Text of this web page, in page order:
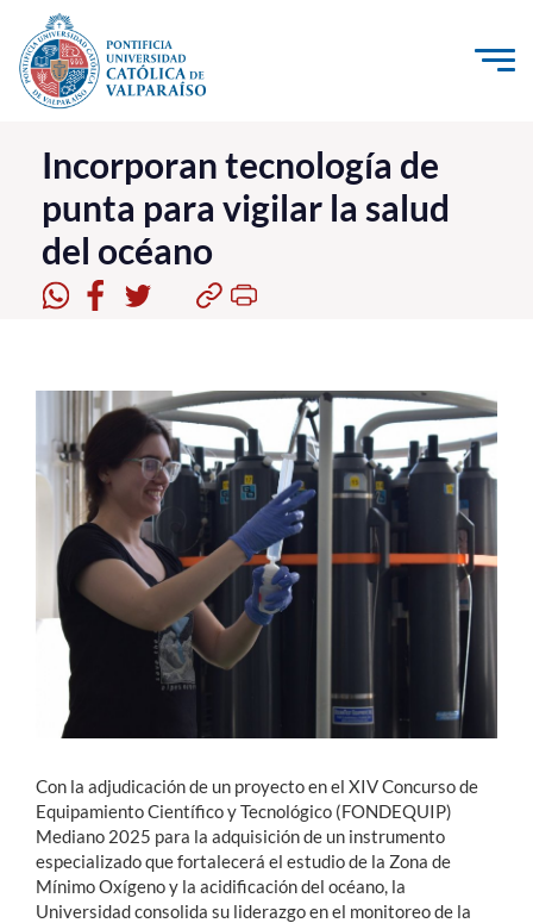
Click acá para ir directamente al contenido
La Universidad
Investigación, Creación e Innovación
PUCV Internacional
Vinculación con el Medio
Pregrado
Postgrado
Formación Continua
Estudiantes
Académicos
Funcionarios
Alumni
English
Incorporan tecnología de
punta para vigilar la salud
del océano
Con la adjudicación de un proyecto en el XIV Concurso de
Equipamiento Científico y Tecnológico (FONDEQUIP)
Mediano 2025 para la adquisición de un instrumento
especializado que fortalecerá el estudio de la Zona de
Mínimo Oxígeno y la acidificación del océano, la
Universidad consolida su liderazgo en el monitoreo de la